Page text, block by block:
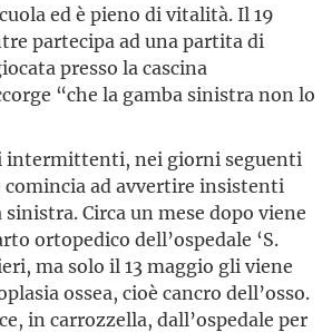
ed è pieno di vitalità. Il 19
partecipa ad una partita di
presso la cascina
“che la gamba sinistra non lo
intermittenti, nei giorni seguenti
comincia ad avvertire insistenti
Circa un mese dopo viene
ortopedico dell’ospedale ‘S.
ma solo il 13 maggio gli viene
ossea, cioè cancro dell’osso.
in carrozzella, dall’ospedale per